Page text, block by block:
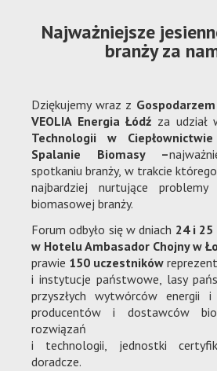
Najważniejsze
branży za
Dziękujemy wraz z
VEOLIA Energia Łódź za udział
Technologii w
Spalanie Biomasy –
spotkaniu branży, w trakcie
najbardziej nurtujące
biomasowej branży.
Forum odbyło się w dniach 24 i
w Hotelu Ambasador Chojny w
prawie 150 uczestników
i instytucje państwowe, lasy
przyszłych wytwórców energii i
producentów i dostawców
rozwiązań
i technologii, jednostki
doradcze.